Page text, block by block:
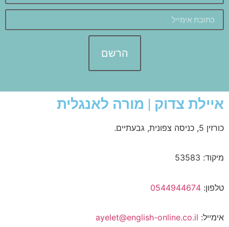
הרשם
איילת צדוק | מורה לאנגלית
כורזין 5, כניסה צפונית, גבעתיים.
מיקוד: 53583
טלפון: 0544944674
אימייל: ayelet@english-online.co.il